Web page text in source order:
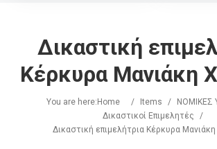
Search
Δικαστική
Κέρκυρα Μανιάκη
You are here: Home / Items /
ΝΟΜΙΚΕΣ
Δικαστικοί Επιμελητές
/
Δικαστική επιμελήτρια Κέρκυρα Μανιάκη